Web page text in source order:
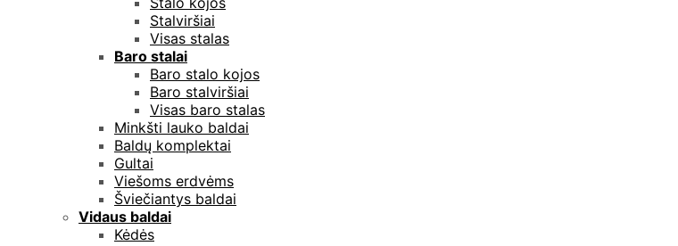
Stalviršiai
Visas stalas
Baro stalai
Baro stalo kojos
Baro stalviršiai
Visas baro stalas
Minkšti lauko baldai
Baldų komplektai
Gultai
Viešoms erdvėms
Šviečiantys baldai
Vidaus baldai
Kėdės